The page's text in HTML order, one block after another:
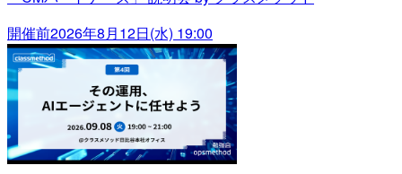
開催前2026年8月12日(水) 19:00